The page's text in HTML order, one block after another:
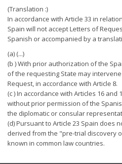
(Translation :)
In accordance with Article 33 in
Spain will not accept Letters of
Spanish or accompanied by a
(a) (...)
(b ) With prior authorization of the
of the requesting State may
Request, in accordance with Article 8.
(c ) In accordance with Articles 16
without prior permission of the
the diplomatic or consular
(d) Pursuant to Article 23 Spain does
derived from the "pre-trial discovery
known in common law countries.